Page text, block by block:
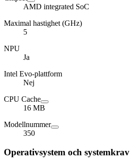
AMD integrated SoC
Maximal hastighet (GHz)
5
NPU
Ja
Intel Evo-plattform
Nej
CPU Cache
16 MB
Modellnummer
350
Operativsystem och systemkrav